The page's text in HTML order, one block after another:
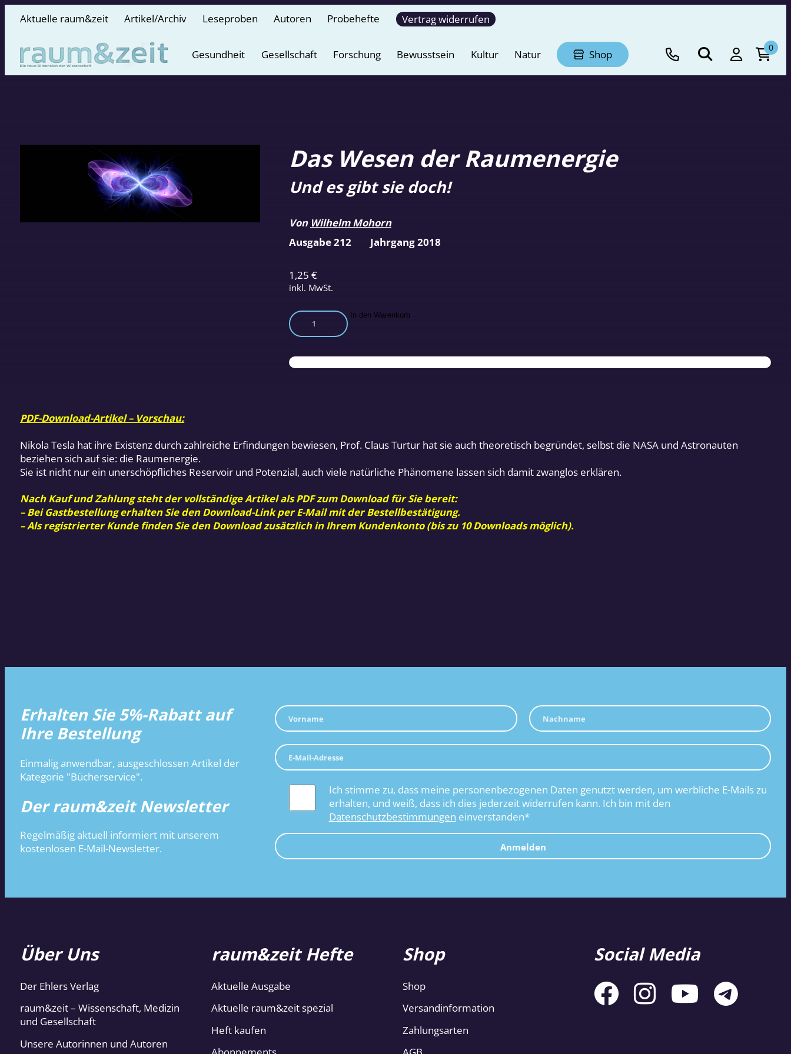
Aktuelle raum&zeit Artikel/Archiv Leseproben Autoren Probehefte Vertrag widerrufen
Gesundheit Gesellschaft Forschung Bewusstsein Kultur Natur Shop
0
Das Wesen der Raumenergie
1,25 €
inkl. MwSt.
Und es gibt sie doch!
Von Wilhelm Mohorn
Das
Wesen
Raumenergie
Menge
In den Warenkorb
Ausgabe 212 Jahrgang 2018
PDF-Download-Artikel – Vorschau:
Nikola Tesla hat ihre Existenz durch zahlreiche Erfindungen bewiesen, Prof. Claus Turtur hat sie auch theoretisch begründet, selbst die NASA und Astronauten
beziehen sich auf sie: die Raumenergie.
Sie ist nicht nur ein unerschöpfliches Reservoir und Potenzial, auch viele natürliche Phänomene lassen sich damit zwanglos erklären.
Nach Kauf und Zahlung steht der vollständige Artikel als PDF zum Download für Sie bereit:
– Bei Gastbestellung erhalten Sie den Download-Link per E-Mail mit der Bestellbestätigung.
– Als registrierter Kunde finden Sie den Download zusätzlich in Ihrem Kundenkonto (bis zu 10 Downloads möglich).
Erhalten Sie 5%-Rabatt auf
Ihre Bestellung
Einmalig anwendbar, ausgeschlossen Artikel der
Kategorie "Bücherservice".
Der raum&zeit Newsletter
Regelmäßig aktuell informiert mit unserem
kostenlosen E-Mail-Newsletter.
Ich stimme zu, dass meine personenbezogenen Daten genutzt werden, um werbliche E-Mails zu
erhalten, und weiß, dass ich dies jederzeit widerrufen kann. Ich bin mit den
Datenschutzbestimmungen einverstanden*
Anmelden
Über Uns
Der Ehlers Verlag
raum&zeit – Wissenschaft, Medizin
und Gesellschaft
Unsere Autorinnen und Autoren
raum&zeit Hefte
Aktuelle Ausgabe
Aktuelle raum&zeit spezial
Heft kaufen
Shop
Shop
Versandinformation
Zahlungsarten
Social Media